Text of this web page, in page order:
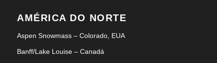
AMÉRICA DO NORTE
Aspen Snowmass – Colorado, EUA
Banff/Lake Louise – Canadá